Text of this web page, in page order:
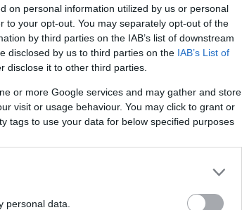
on personal information utilized by us or personal
to your opt-out. You may separately opt-out of the
by third parties on the IAB’s list of downstream
disclosed by us to third parties on the IAB’s List of
disclose it to other third parties.
or more Google services and may gather and store
visit or usage behaviour. You may click to grant or
tags to use your data for below specified purposes
personal data.